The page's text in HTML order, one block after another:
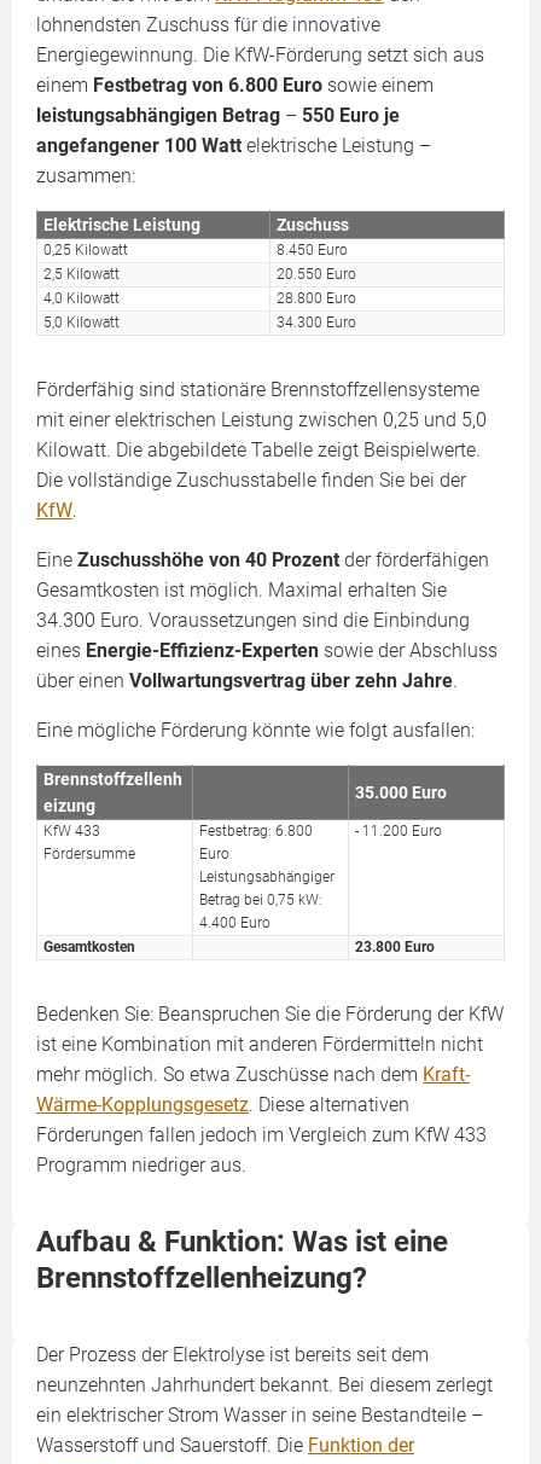
lohnendsten Zuschuss für die innovative
Energiegewinnung. Die KfW-Förderung setzt sich aus
einem Festbetrag von 6.800 Euro sowie einem
leistungsabhängigen Betrag – 550 Euro je
angefangener 100 Watt elektrische Leistung –
zusammen:
Elektrische Leistung Zuschuss
0,25 Kilowatt
8.450 Euro
2,5 Kilowatt
20.550 Euro
4,0 Kilowatt
28.800 Euro
5,0 Kilowatt
34.300 Euro
Förderfähig sind stationäre Brennstoffzellensysteme
mit einer elektrischen Leistung zwischen 0,25 und 5,0
Kilowatt. Die abgebildete Tabelle zeigt Beispielwerte.
Die vollständige Zuschusstabelle finden Sie bei der
KfW.
Eine Zuschusshöhe von 40 Prozent der förderfähigen
Gesamtkosten ist möglich. Maximal erhalten Sie
34.300 Euro. Voraussetzungen sind die Einbindung
eines Energie-Effizienz-Experten sowie der Abschluss
über einen Vollwartungsvertrag über zehn Jahre.
Eine mögliche Förderung könnte wie folgt ausfallen:
Brennstoffzellenh
eizung
35.000 Euro
KfW 433
Fördersumme
Festbetrag: 6.800
Euro
Leistungsabhängiger
Betrag bei 0,75 kW:
4.400 Euro
- 11.200 Euro
Gesamtkosten 23.800 Euro
Bedenken Sie: Beanspruchen Sie die Förderung der KfW
ist eine Kombination mit anderen Fördermitteln nicht
mehr möglich. So etwa Zuschüsse nach dem Kraft-
Wärme-Kopplungsgesetz. Diese alternativen
Förderungen fallen jedoch im Vergleich zum KfW 433
Programm niedriger aus.
Aufbau & Funktion: Was ist eine
Brennstoffzellenheizung?
Der Prozess der Elektrolyse ist bereits seit dem
neunzehnten Jahrhundert bekannt. Bei diesem zerlegt
ein elektrischer Strom Wasser in seine Bestandteile –
Wasserstoff und Sauerstoff. Die Funktion der